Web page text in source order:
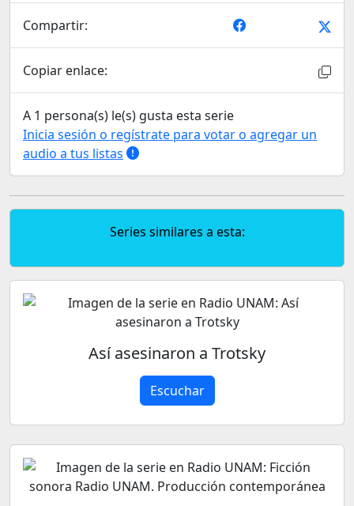
Compartir:
Copiar enlace:
A 1 persona(s) le(s) gusta esta serie
Inicia sesión o regístrate para votar o agregar un
audio a tus listas
Series similares a esta:
Así asesinaron a Trotsky
Escuchar